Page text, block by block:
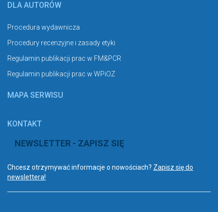
DLA AUTORÓW
Procedura wydawnicza
Procedury recenzyjne i zasady etyki
Regulamin publikacji prac w FM&PCR
Regulamin publikacji prac w WPiOZ
MAPA SERWISU
KONTAKT
NEWSLETTER - ZAPISZ SIĘ
Chcesz otrzymywać informacje o nowościach? Zapisz się do
newslettera!